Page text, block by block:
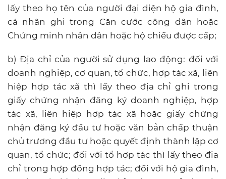
lấy theo họ tên của người đại diện hộ gia đình,
cá nhân ghi trong Căn cước công dân hoặc
Chứng minh nhân dân hoặc hộ chiếu được cấp;
b) Địa chỉ của người sử dụng lao động: đối với
doanh nghiệp, cơ quan, tổ chức, hợp tác xã, liên
hiệp hợp tác xã thì lấy theo địa chỉ ghi trong
giấy chứng nhận đăng ký doanh nghiệp, hợp
tác xã, liên hiệp hợp tác xã hoặc giấy chứng
nhận đăng ký đầu tư hoặc văn bản chấp thuận
chủ trương đầu tư hoặc quyết định thành lập cơ
quan, tổ chức; đối với tổ hợp tác thì lấy theo địa
chỉ trong hợp đồng hợp tác; đối với hộ gia đình,